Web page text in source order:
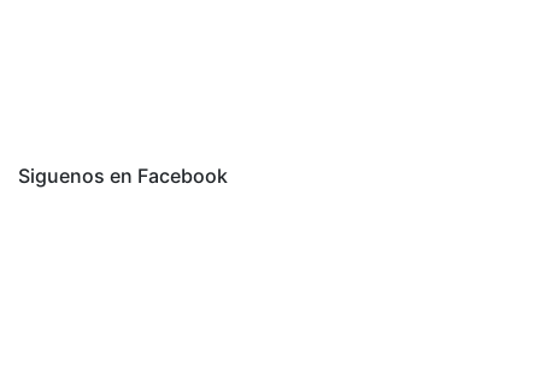
Siguenos en Facebook